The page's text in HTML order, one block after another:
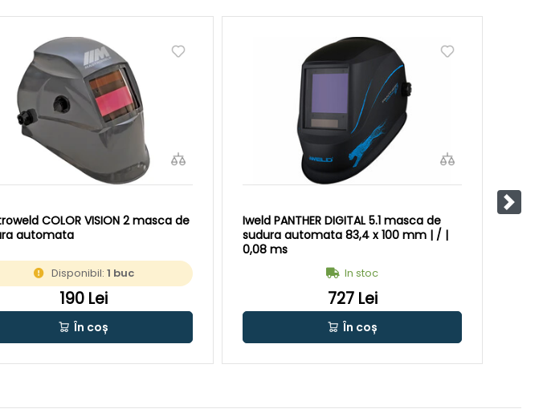
Pasul
COLOR VISION 2 masca de
automata
Disponibil:1 buc
190 Lei
În coș
Iweld PANTHER DIGITAL 5.1 masca de
sudura automata 83,4 x 100 mm | / |
0,08 ms
In stoc
727 Lei
În coș